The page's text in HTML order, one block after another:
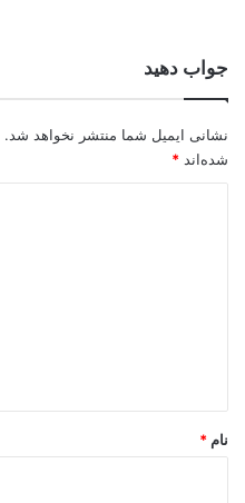
جواب دهید
نشانی ایمیل شما منتشر نخواهد شد.
شده‌اند *
نام *